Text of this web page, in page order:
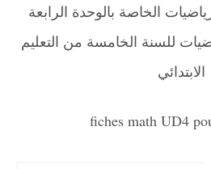
الخاصة بالوحدة الرابعة
للسنة الخامسة من التعليم
الابتدائي
fiches math UD4